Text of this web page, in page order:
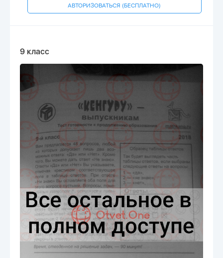
АВТОРИЗОВАТЬСЯ (БЕСПЛАТНО)
9 класс